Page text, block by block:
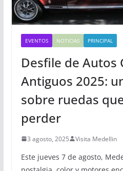
EVENTOS NOTICIAS PRINCIPAL
Desfile de Autos
Antiguos 2025:
sobre ruedas
perder
3 agosto, 2025 Visita Medellin
Este jueves 7 de agosto,